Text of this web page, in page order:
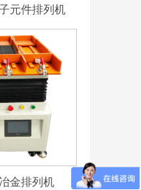
元件排列机
金排列机